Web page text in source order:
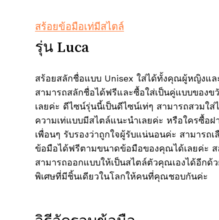
สร้อยข้อมือเท่มีสไตล์
รุ่น Luca
สร้อยสลักชื่อแบบ Unisex ใส่ได้ทั้งคุณผู้หญิงแ
สามารถสลักชื่อได้ฟรีและซื้อใส่เป็นคู่แบบของ
เลยค่ะ ดีไซน์รุ่นนี้เป็นดีไซน์เท่ๆ สามารถสวมใ
ความเท่แบบมีสไตล์แนะนำเลยค่ะ หรือใครซื้อฝ
เพื่อนๆ รับรองว่าถูกใจผู้รับแน่นอนค่ะ สามารถ
ข้อมือได้ฟรีตามขนาดข้อมือของคุณได้เลยค่ะ
สามารถออกแบบให้เป็นสไตล์ตัวคุณเองได้อีกด้
พิเศษที่มีชิ้นเดียวในโลกให้คนที่คุณชอบกันค่ะ